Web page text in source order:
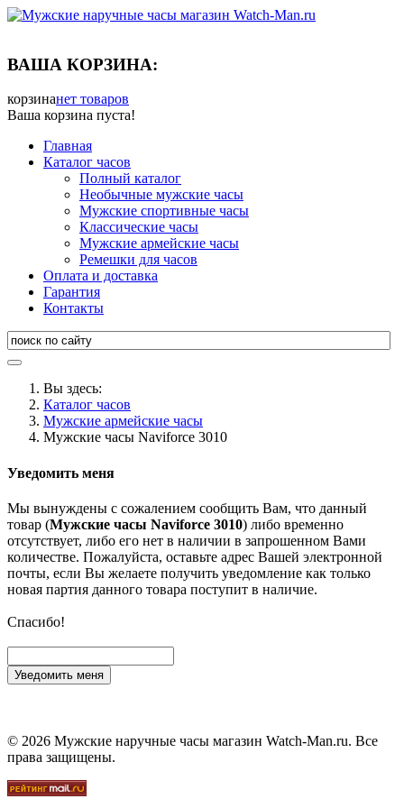
ВАША КОРЗИНА:
корзинанет товаров
Ваша корзина пуста!
Главная
Каталог часов
Полный каталог
Необычные мужские часы
Мужские спортивные часы
Классические часы
Мужские армейские часы
Ремешки для часов
Оплата и доставка
Гарантия
Контакты
Вы здесь:
Каталог часов
Мужские армейские часы
Мужские часы Naviforce 3010
Уведомить меня
Мы вынуждены с сожалением сообщить Вам, что данный
товар (Мужские часы Naviforce 3010) либо временно
отсутствует, либо его нет в наличии в запрошенном Вами
количестве. Пожалуйста, оставьте адрес Вашей электронной
почты, если Вы желаете получить уведомление как только
новая партия данного товара поступит в наличие.
Спасибо!
Уведомить меня
© 2026 Мужские наручные часы магазин Watch-Man.ru. Все
права защищены.